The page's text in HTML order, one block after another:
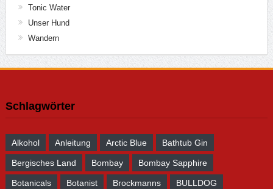
Tonic Water
Unser Hund
Wandern
Schlagwörter
Alkohol Anleitung Arctic Blue Bathtub Gin
Bergisches Land Bombay Bombay Sapphire
Botanicals Botanist Brockmanns BULLDOG